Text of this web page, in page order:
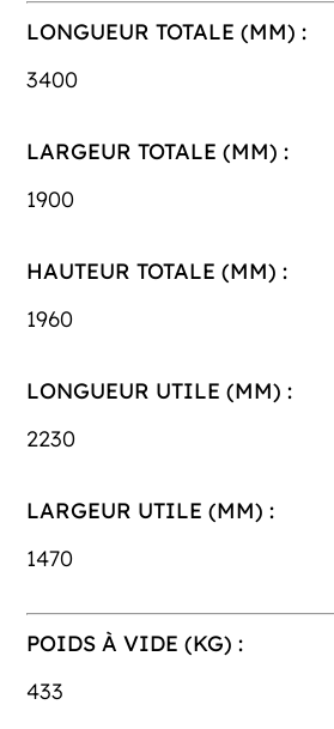
LONGUEUR TOTALE (MM) :
3400
LARGEUR TOTALE (MM) :
1900
HAUTEUR TOTALE (MM) :
1960
LONGUEUR UTILE (MM) :
2230
LARGEUR UTILE (MM) :
1470
POIDS À VIDE (KG) :
433